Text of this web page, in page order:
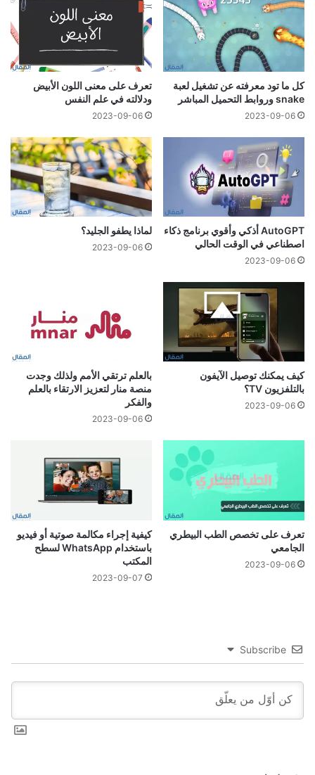
كل ما تود معرفته عن تشغيل لعبة
snake وروابط التحميل المباشر
2023-09-06
تعرف على معنى اللون الأبيض
ودلالته في علم النفس
2023-09-06
AutoGPT أذكي وأقوي برنامج ذكاء
اصطناعي في الوقت الحالي
2023-09-06
لماذا يطفو الجليد؟
2023-09-06
كيف يمكنك توصيل الآيفون
بالتلفزيون TV؟
2023-09-06
بالعلم ترتقي الأمم ولذلك وجدت
منصة منار لتعزيز الارتقاء بالعلم
والفكر
2023-09-06
تعرف على تخصص الطب البيطري
الجامعي
2023-09-06
كيفية إجراء مكالمة صوتية أو فيديو
باستخدام WhatsApp لسطح
المكتب
2023-09-07
Subscribe